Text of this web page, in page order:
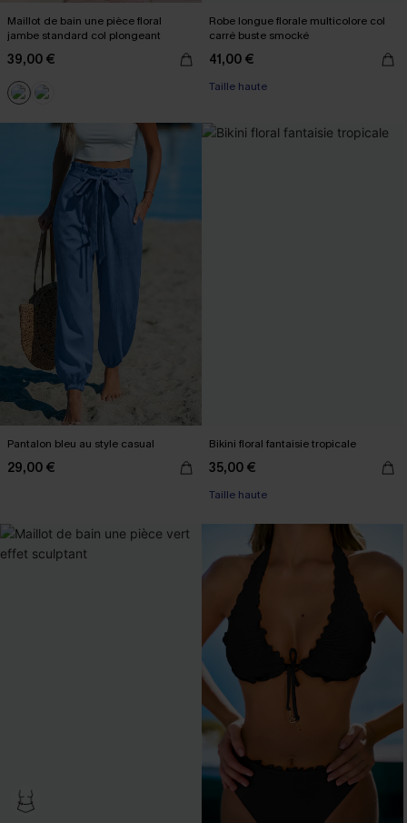
Maillot de bain une pièce floral
jambe standard col plongeant
39,00 €
Robe longue florale multicolore col
carré buste smocké
41,00 €
Taille haute
Pantalon bleu au style casual
29,00 €
Bikini floral fantaisie tropicale
35,00 €
Taille haute